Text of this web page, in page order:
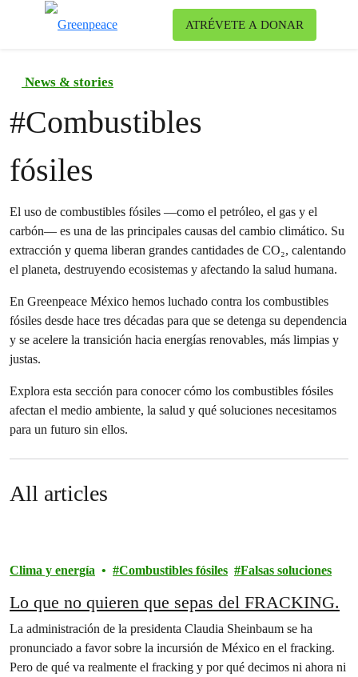
ATRÉVETE A DONAR
News & stories
#Combustibles
fósiles
El uso de combustibles fósiles —como el petróleo, el gas y el
carbón— es una de las principales causas del cambio climático. Su
extracción y quema liberan grandes cantidades de CO₂, calentando
el planeta, destruyendo ecosistemas y afectando la salud humana.
En Greenpeace México hemos luchado contra los combustibles
fósiles desde hace tres décadas para que se detenga su dependencia
y se acelere la transición hacia energías renovables, más limpias y
justas.
Explora esta sección para conocer cómo los combustibles fósiles
afectan el medio ambiente, la salud y qué soluciones necesitamos
para un futuro sin ellos.
All articles
Clima y energía Combustibles fósiles Falsas soluciones
Lo que no quieren que sepas del FRACKING.
La administración de la presidenta Claudia Sheinbaum se ha
pronunciado a favor sobre la incursión de México en el fracking.
Pero de qué va realmente el fracking y por qué decimos ni ahora ni